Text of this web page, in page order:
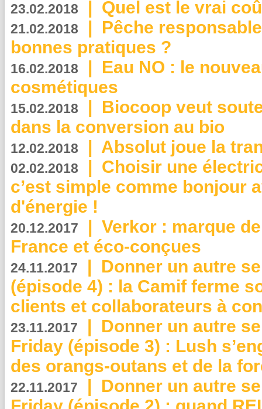
23.02.2018 | Quel est le vrai
21.02.2018 | Pêche
bonnes pratiques ?
16.02.2018 | Eau NO : le
cosmétiques
15.02.2018 | Biocoop veut
dans la conversion au bio
12.02.2018 | Absolut joue la
02.02.2018 | Choisir une
c’est simple comme bonjour
d'énergie !
20.12.2017 | Verkor : marque
France et éco-conçues
24.11.2017 | Donner un autre
(épisode 4) : la Camif ferme
clients et collaborateurs à
23.11.2017 | Donner un autre
Friday (épisode 3) : Lush
des orangs-outans et de la
22.11.2017 | Donner un autre